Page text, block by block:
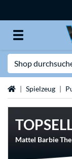
StartseiteSpielzeug